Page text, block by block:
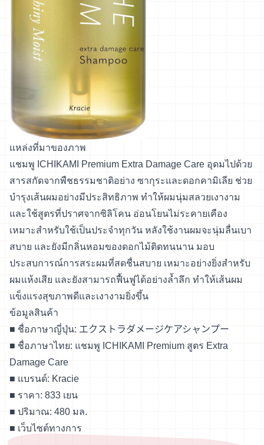
แหล่งที่มาของภาพ
แชมพู ICHIKAMI Premium Extra Damage Care อุดมไปด้วย
สารสกัดจากพืชธรรมชาติอย่าง ซากุระและดอกคามิเลีย ช่วย
บำรุงเส้นผมอย่างมีประสิทธิภาพ ทำให้ผมนุ่มสลวยเงางาม
และใช้สูตรที่ปราศจากซิลิโคน อ่อนโยนไม่ระคายเคือง
เหมาะสำหรับใช้เป็นประจำทุกวัน หลังใช้งานผมจะนุ่มลื่นเบา
สบาย และยังมีกลิ่นหอมของดอกไม้ติดทนนาน มอบ
ประสบการณ์การสระผมที่สดชื่นสบาย เหมาะอย่างยิ่งสำหรับ
ผมแห้งเสีย และยังสามารถฟื้นฟูได้อย่างล้ำลึก ทำให้เส้นผม
แข็งแรงสุขภาพดีและเงางามยิ่งขึ้น
ข้อมูลสินค้า
■ ชื่อภาษาญี่ปุ่น: エクストラダメージケアシャンプー
■ ชื่อภาษาไทย: แชมพู ICHIKAMI Premium สูตร Extra
Damage Care
■ แบรนด์: Kracie
■ ราคา: 833 เยน
■ ปริมาณ: 480 มล.
■ เว็บไซต์ทางการ